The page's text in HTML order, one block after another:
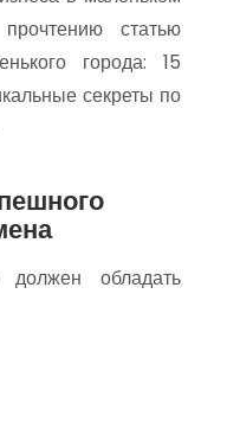
статью
города: 15
секреты по
обладать